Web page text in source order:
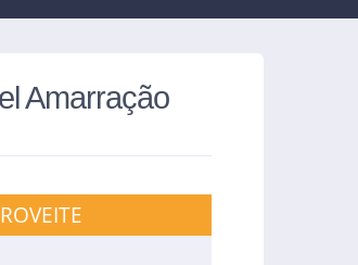
Amarração